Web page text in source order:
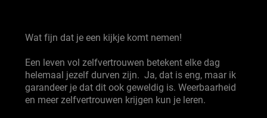
Wat fijn dat je een kijkje komt nemen!
Een leven vol zelfvertrouwen betekent elke dag
helemaal jezelf durven zijn. Ja, dat is eng, maar ik
garandeer je dat dit ook geweldig is. Weerbaarheid
en meer zelfvertrouwen krijgen kun je leren.